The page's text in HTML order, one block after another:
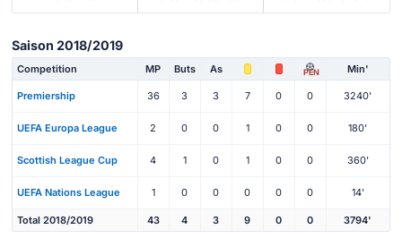
Saison 2018/2019
Competition MP Buts As PEN Min'
Premiership 36 3 3 7 0 0 3240'
UEFA Europa League 2 0 0 1 0 0 180'
Scottish League Cup 4 1 0 1 0 0 360'
UEFA Nations League 1 0 0 0 0 0 14'
Total 2018/2019 43 4 3 9 0 0 3794'